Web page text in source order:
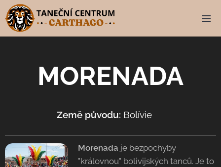
MORENADA
Země původu: Bolívie
Morenada je bezpochyby
"královnou" bolivijských tanců. Je to